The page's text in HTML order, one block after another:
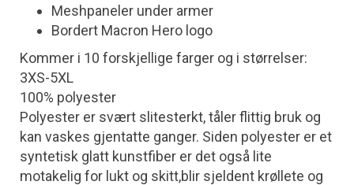
Meshpaneler under armer
Bordert Macron Hero logo
Kommer i 10 forskjellige farger og i størrelser:
3XS-5XL
100% polyester
Polyester er svært slitesterkt, tåler flittig bruk og
kan vaskes gjentatte ganger. Siden polyester er et
syntetisk glatt kunstfiber er det også lite
motakelig for lukt og skitt,blir sjeldent krøllete og